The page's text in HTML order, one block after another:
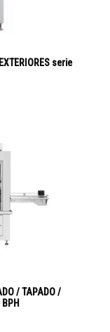
serie
/ TAPADO /